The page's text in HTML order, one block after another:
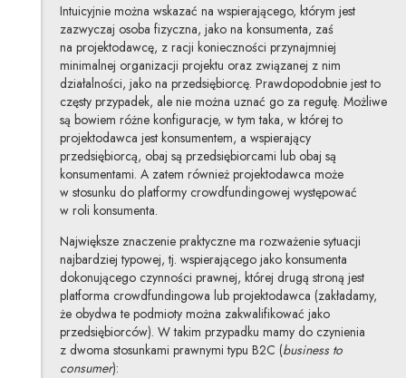
Intuicyjnie można wskazać na wspierającego, którym jest
zazwyczaj osoba fizyczna, jako na konsumenta, zaś
na projektodawcę, z racji konieczności przynajmniej
minimalnej organizacji projektu oraz związanej z nim
działalności, jako na przedsiębiorcę. Prawdopodobnie jest to
częsty przypadek, ale nie można uznać go za regułę. Możliwe
są bowiem różne konfiguracje, w tym taka, w której to
projektodawca jest konsumentem, a wspierający
przedsiębiorcą, obaj są przedsiębiorcami lub obaj są
konsumentami. A zatem również projektodawca może
w stosunku do platformy crowdfundingowej występować
w roli konsumenta.
Największe znaczenie praktyczne ma rozważenie sytuacji
najbardziej typowej, tj. wspierającego jako konsumenta
dokonującego czynności prawnej, której drugą stroną jest
platforma crowdfundingowa lub projektodawca (zakładamy,
że obydwa te podmioty można zakwalifikować jako
przedsiębiorców). W takim przypadku mamy do czynienia
z dwoma stosunkami prawnymi typu B2C (business to
consumer):